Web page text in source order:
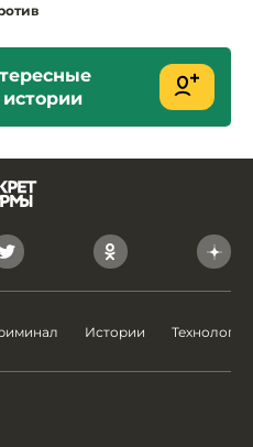
Истории Технологии